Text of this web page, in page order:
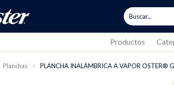
Productos
Planchas > PLANCHA INALÁMBRICA A VAPOR OSTER®